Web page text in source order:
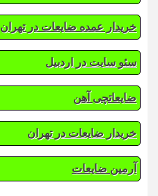
خریدار عمده ضایعات در تهران
سئو سایت در اردبیل
ضایعاتچی آهن
خریدار ضایعات در تهران
آرمین ضایعات